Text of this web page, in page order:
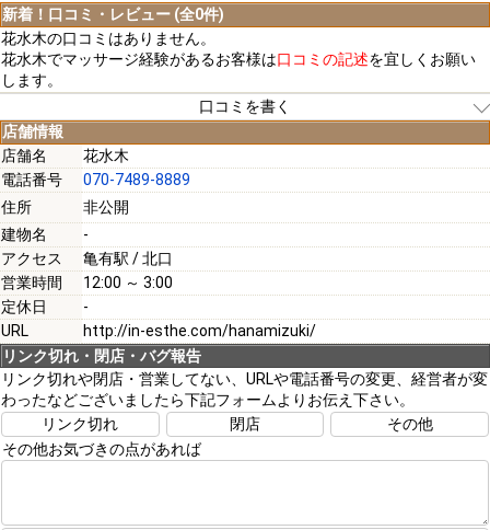
新着！口コミ・レビュー (全0件)
花水木の口コミはありません。
花水木でマッサージ経験があるお客様は口コミの記述を宜しくお願い
します。
口コミを書く
[必須]
[必須]
[必須]
注意事項
店舗情報
店舗名
花水木
電話番号
070-7489-8889
住所
非公開
建物名
-
アクセス
亀有駅 / 北口
営業時間
12:00 ～ 3:00
定休日
-
URL
http://in-esthe.com/hanamizuki/
リンク切れ・閉店・バグ報告
リンク切れや閉店・営業してない、URLや電話番号の変更、経営者が変
わったなどございましたら下記フォームよりお伝え下さい。
リンク切れ
閉店
その他
その他お気づきの点があれば